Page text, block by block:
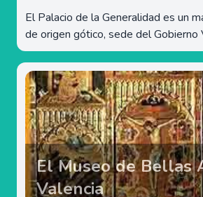
El Palacio de la Generalidad es un
de origen gótico, sede del Gobierno
El Museo de Bellas
Valencia